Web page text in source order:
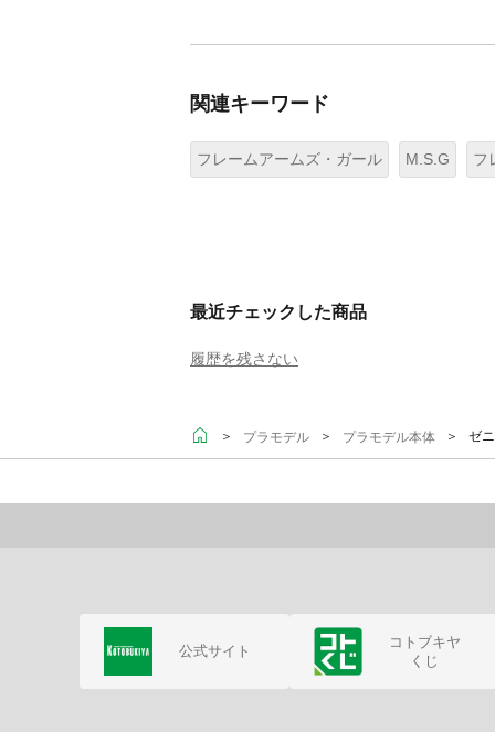
関連キーワード
フレームアームズ・ガール M.S.G フ
最近チェックした商品
履歴を残さない
＞ プラモデル ＞ プラモデル本体 ＞ ゼニ
公式サイト
コトブキヤ
くじ